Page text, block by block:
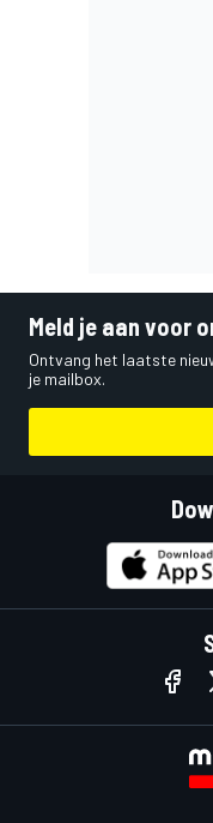
Meld je aan voor
Ontvang het laatste
je mailbox.